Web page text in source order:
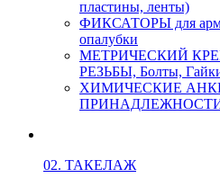
пластины, ленты)
ФИКСАТОРЫ для
опалубки
МЕТРИЧЕСКИЙ
РЕЗЬБЫ, Болты,
ХИМИЧЕСКИЕ
02. ТАКЕЛАЖ